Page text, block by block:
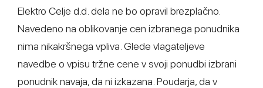
Elektro Celje d.d. dela ne bo opravil brezplačno.
Navedeno na oblikovanje cen izbranega ponudnika
nima nikakršnega vpliva. Glede vlagateljeve
navedbe o vpisu tržne cene v svoji ponudbi izbrani
ponudnik navaja, da ni izkazana. Poudarja, da v